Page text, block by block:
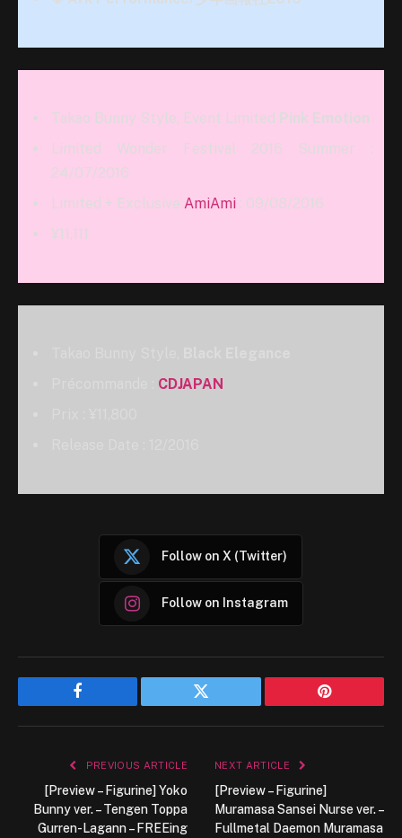
Takao Bunny Style, Event Limited Pink Emotion
Limited Wonder Festival 2016 Summer :
24/07/2016
Limited + Exclusive AmiAmi : 09/08/2016
¥11,111
CDJAPAN
Follow on X (Twitter)
Follow on Instagram
Facebook Twitter Pinterest
PREVIOUS ARTICLE
[Preview – Figurine] Yoko
Bunny ver. – Tengen Toppa
Gurren-Lagann – FREEing
NEXT ARTICLE
[Preview – Figurine]
Muramasa Sansei Nurse ver. –
Fullmetal Daemon Muramasa